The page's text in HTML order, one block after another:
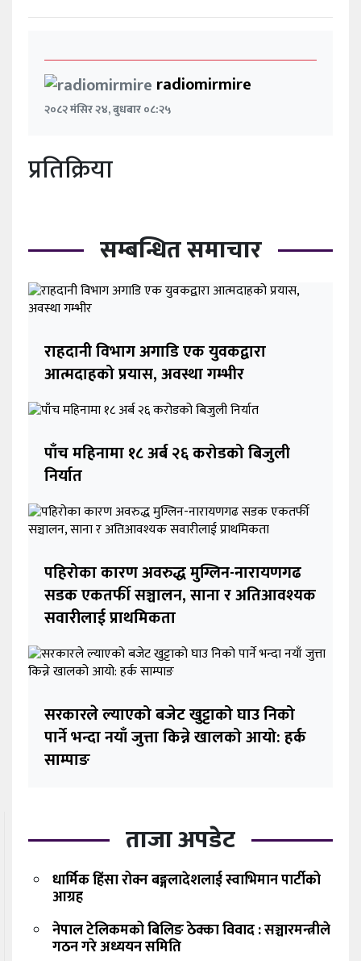
radiomirmire
२०८२ मंसिर २४, बुधबार ०८:२५
प्रतिक्रिया
सम्बन्धित समाचार
राहदानी विभाग अगाडि एक युवकद्वारा
आत्मदाहको प्रयास, अवस्था गम्भीर
पाँच महिनामा १८ अर्ब २६ करोडको बिजुली
निर्यात
पहिरोका कारण अवरुद्ध मुग्लिन-नारायणगढ
सडक एकतर्फी सञ्चालन, साना र अतिआवश्यक
सवारीलाई प्राथमिकता
सरकारले ल्याएको बजेट खुट्टाको घाउ निको
पार्ने भन्दा नयाँ जुत्ता किन्ने खालको आयो: हर्क
साम्पाङ
ताजा अपडेट
धार्मिक हिंसा रोक्न बङ्गलादेशलाई स्वाभिमान पार्टीको
आग्रह
नेपाल टेलिकमको बिलिङ ठेक्का विवाद : सञ्चारमन्त्रीले
गठन गरे अध्ययन समिति